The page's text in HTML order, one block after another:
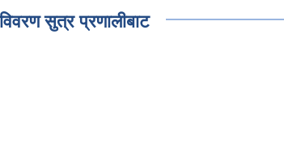
सुत्र प्रणालीबाट